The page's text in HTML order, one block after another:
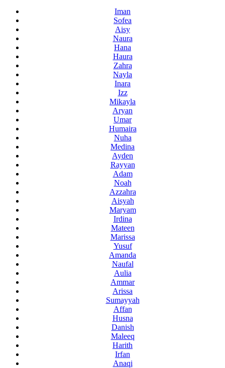
Iman
Sofea
Aisy
Naura
Hana
Haura
Zahra
Nayla
Inara
Izz
Mikayla
Aryan
Umar
Humaira
Nuha
Medina
Ayden
Rayyan
Adam
Noah
Azzahra
Aisyah
Maryam
Irdina
Mateen
Marissa
Yusuf
Amanda
Naufal
Aulia
Ammar
Arissa
Sumayyah
Affan
Husna
Danish
Maleeq
Harith
Irfan
Anaqi